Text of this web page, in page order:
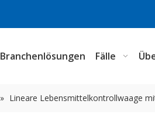
Branchenlösungen Fälle
» Lineare Lebensmittelkontrollwaage